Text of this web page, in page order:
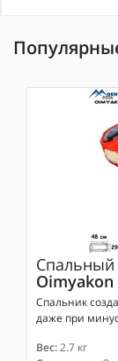
Oimyakon
Спальник
даже при
Вес:2.7 кг